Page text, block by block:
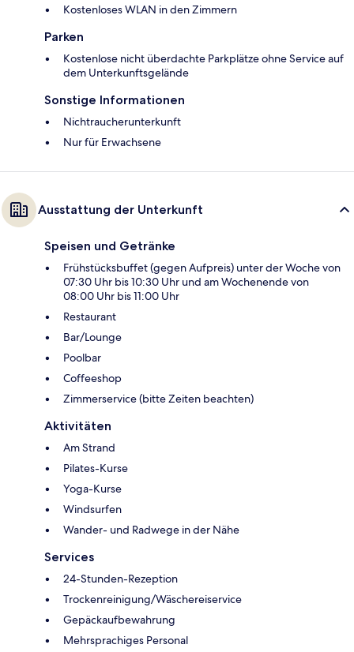
Kostenloses WLAN in den Zimmern
Parken
Kostenlose nicht überdachte Parkplätze ohne Service auf
dem Unterkunftsgelände
Sonstige Informationen
Nichtraucherunterkunft
Nur für Erwachsene
Ausstattung der Unterkunft
Speisen und Getränke
Frühstücksbuffet (gegen Aufpreis) unter der Woche von
07:30 Uhr bis 10:30 Uhr und am Wochenende von
08:00 Uhr bis 11:00 Uhr
Restaurant
Bar/Lounge
Poolbar
Coffeeshop
Zimmerservice (bitte Zeiten beachten)
Aktivitäten
Am Strand
Pilates-Kurse
Yoga-Kurse
Windsurfen
Wander- und Radwege in der Nähe
Services
24-Stunden-Rezeption
Trockenreinigung/Wäschereiservice
Gepäckaufbewahrung
Mehrsprachiges Personal